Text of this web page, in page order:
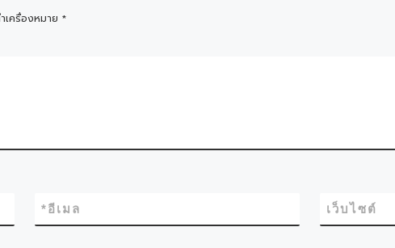
เครื่องหมาย *
อีเมล
* เว็บไซต์